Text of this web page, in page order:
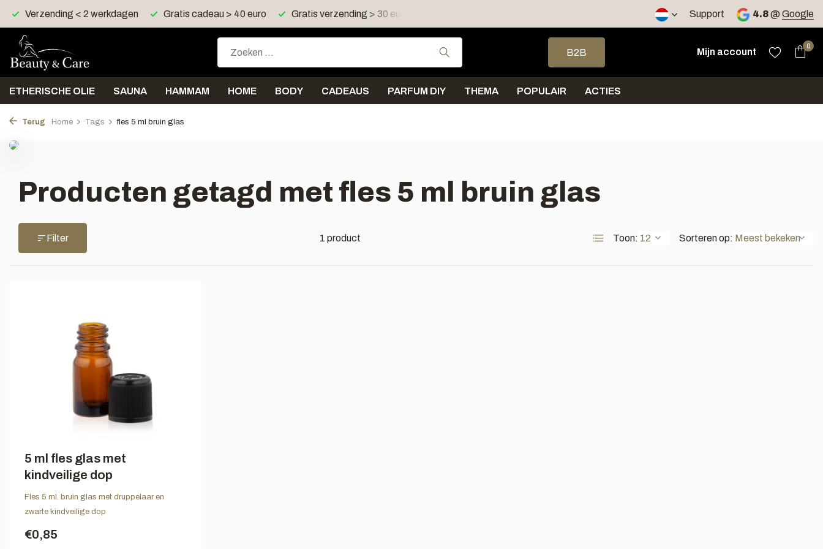
Verzending < 2 werkdagen Gratis cadeau > 40 euro Gratis verzending > 30 euro in NL en BE Support 4.8@ Google
Gebruik de pijltjes op en neer om een beschikbaar resultaat te selecteren. Druk
B2B
Mijn account
0
ETHERISCHE OLIE SAUNA HAMMAM HOME BODY CADEAUS PARFUM DIY THEMA POPULAIR ACTIES
Terug Home Tags fles 5 ml bruin glas
Producten getagd met fles 5 ml bruin glas
Filter 1 product Toon: Sorteren op:
5 ml fles glas met
kindveilige dop
Fles 5 ml. bruin glas met druppelaar en
zwarte kindveilige dop
€0,85